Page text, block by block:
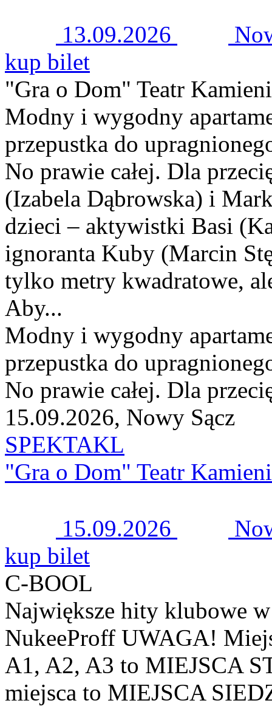
13.09.2026
kup bilet
"Gra o Dom" Teatr
Modny i wygodny
przepustka do
No prawie całej. Dla
(Izabela Dąbrowska) i
dzieci – aktywistki Basi
ignoranta Kuby (Marcin
tylko metry kwadratowe,
Aby...
Modny i wygodny
przepustka do
No prawie całej. Dla
15.09.2026, Nowy Sącz
SPEKTAKL
"Gra o Dom" Teatr
15.09.2026
kup bilet
C-BOOL
Największe hity klubowe
NukeeProff UWAGA!
A1, A2, A3 to MIEJSCA
miejsca to MIEJSCA